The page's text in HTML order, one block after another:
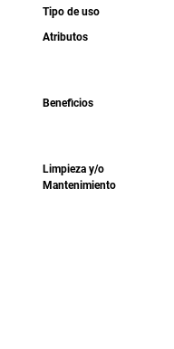
Tipo de uso
Atributos
Beneficios
Limpieza y/o
Mantenimiento